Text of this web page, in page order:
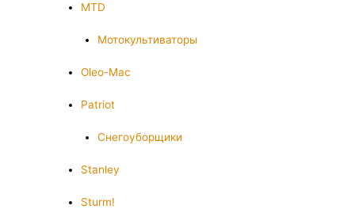
MTD
Мотокультиваторы
Oleo-Mac
Patriot
Снегоуборщики
Stanley
Sturm!